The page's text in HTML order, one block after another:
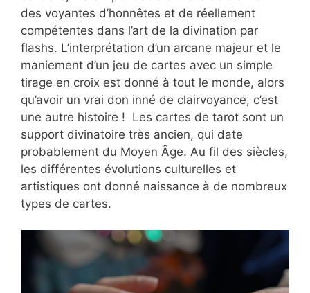
des voyantes d’honnêtes et de réellement
compétentes dans l’art de la divination par
flashs. L’interprétation d’un arcane majeur et le
maniement d’un jeu de cartes avec un simple
tirage en croix est donné à tout le monde, alors
qu’avoir un vrai don inné de clairvoyance, c’est
une autre histoire ! Les cartes de tarot sont un
support divinatoire très ancien, qui date
probablement du Moyen Âge. Au fil des siècles,
les différentes évolutions culturelles et
artistiques ont donné naissance à de nombreux
types de cartes.